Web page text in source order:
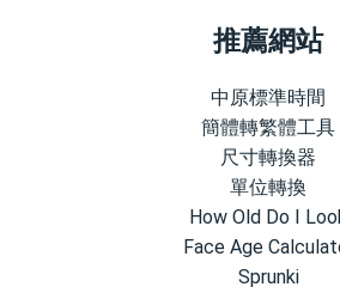
推薦網站
中原標準時間
簡體轉繁體工具
尺寸轉換器
單位轉換
How Old Do I
Face Age
Sprunki